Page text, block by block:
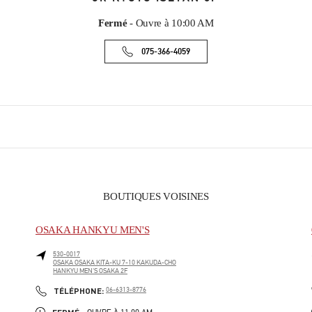
Fermé- Ouvre à 10:00 AM
075-366-4059
BOUTIQUES VOISINES
OSAKA HANKYU MEN'S
530-0017
OSAKAOSAKAKITA-KU7-10 KAKUDA-CHO
HANKYU MEN'S OSAKA 2F
TÉLÉPHONE: PHONE
06-6313-8776